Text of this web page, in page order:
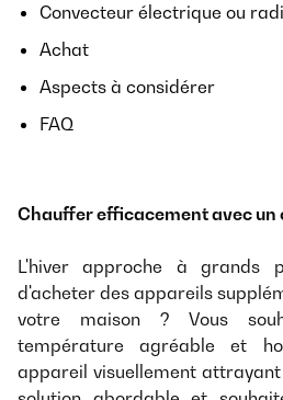
Convecteur électrique ou
Achat
Aspects à considérer
FAQ
Chauffer efficacement avec
L'hiver approche à grands
d'acheter des appareils
votre maison ? Vous
température agréable et
appareil visuellement attrayant